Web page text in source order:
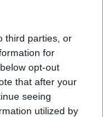
third parties, or
for
opt-out
that after your
seeing
utilized by